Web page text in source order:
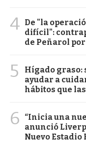
4 De "la
difícil":
de Peñarol por
5
Hígado graso:
ayudar a
hábitos que
6
“Inicia una
anunció
Nuevo Estadio